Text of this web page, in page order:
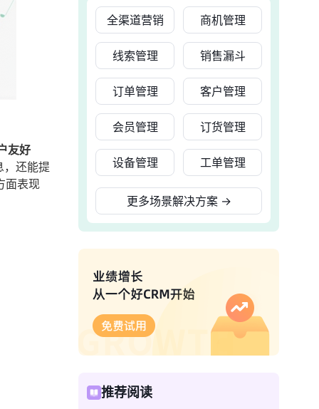
友好
，还能提
面表现
全渠道营销 商机管理
线索管理 销售漏斗
订单管理 客户管理
会员管理 订货管理
设备管理 工单管理
更多场景解决方案 →
推荐阅读